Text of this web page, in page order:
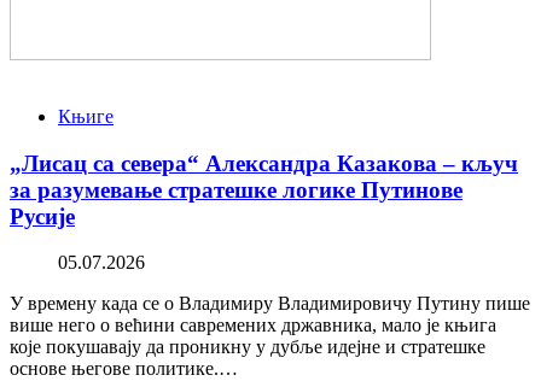
Књиге
„Лисац са севера“ Александра Казакова – кључ
за разумевање стратешке логике Путинове
Русије
05.07.2026
У времену када се о Владимиру Владимировичу Путину пише
више него о већини савремених државника, мало је књига
које покушавају да проникну у дубље идејне и стратешке
основе његове политике.…